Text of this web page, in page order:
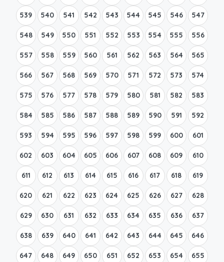
539 540 541 542 543 544 545 546 547
548 549 550 551 552 553 554 555 556
557 558 559 560 561 562 563 564 565
566 567 568 569 570 571 572 573 574
575 576 577 578 579 580 581 582 583
584 585 586 587 588 589 590 591 592
593 594 595 596 597 598 599 600 601
602 603 604 605 606 607 608 609 610
611 612 613 614 615 616 617 618 619
620 621 622 623 624 625 626 627 628
629 630 631 632 633 634 635 636 637
638 639 640 641 642 643 644 645 646
647 648 649 650 651 652 653 654 655